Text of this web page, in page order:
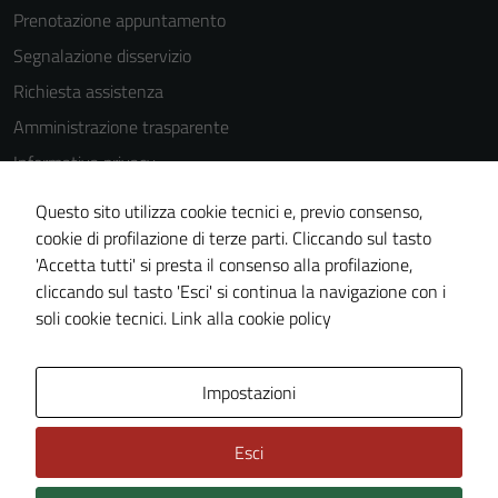
Prenotazione appuntamento
Segnalazione disservizio
Richiesta assistenza
Amministrazione trasparente
Informativa privacy
Cookie Policy
Note legali
Dichiarazione di accessibilità
Piano di miglioramento del sito
Questo sito utilizza cookie tecnici e, previo consenso,
cookie di profilazione di terze parti. Cliccando sul tasto
'Accetta tutti' si presta il consenso alla profilazione,
cliccando sul tasto 'Esci' si continua la navigazione con i
soli cookie tecnici. Link alla cookie policy
Impostazioni
Esci